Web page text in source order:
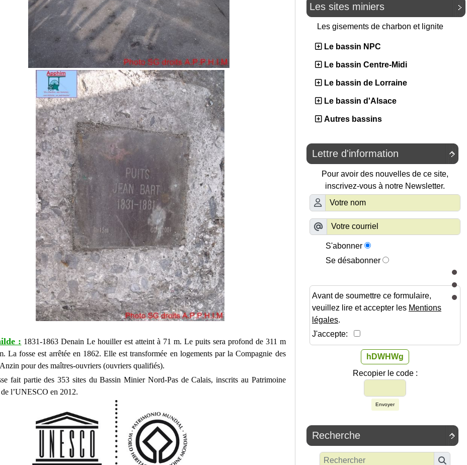
: 1831-1863 Denain Le houiller est atteint à 71 m. Le puits sera profond de 311 m
La fosse est arrêtée en 1862. Elle est transformée en logements par la Compagnie des
pour des maîtres-ouvriers (ouvriers qualifiés).
fait partie des 353 sites du Bassin Minier Nord-Pas de Calais, inscrits au Patrimoine
l’UNESCO en 2012.
Les sites miniers
Les gisements de charbon et lignite
Le bassin NPC
Le bassin Centre-Midi
Le bassin de Lorraine
Le bassin d'Alsace
Autres bassins

Lettre d'information
Pour avoir des nouvelles de ce site,
inscrivez-vous à notre Newsletter.
S'abonner
Se désabonner
Avant de soumettre ce formulaire,
veuillez lire et accepter les Mentions
légales.
J'accepte:
hDWHWg
Recopier le code :
Envoyer

Recherche